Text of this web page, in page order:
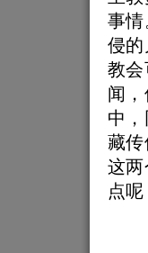
事
侵
教
闻
中
藏
这
点呢